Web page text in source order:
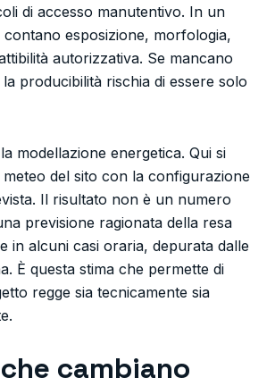
di accesso manutentivo. In un
esposizione, morfologia,
autorizzativa. Se mancano
la producibilità rischia di essere solo
modellazione energetica. Qui si
del sito con la configurazione
Il risultato non è un numero
previsione ragionata della resa
in alcuni casi oraria, depurata dalle
È questa stima che permette di
regge sia tecnicamente sia
cambiano